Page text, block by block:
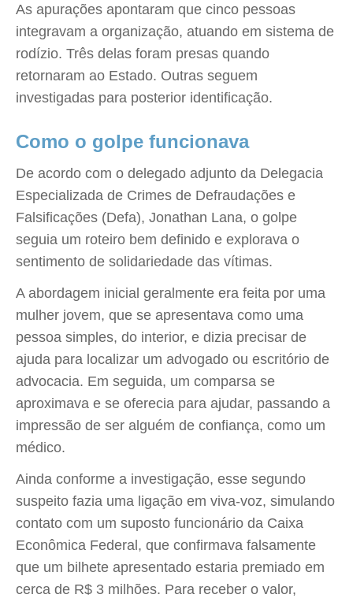
As apurações apontaram que cinco pessoas
integravam a organização, atuando em sistema de
rodízio. Três delas foram presas quando
retornaram ao Estado. Outras seguem
investigadas para posterior identificação.
Como o golpe funcionava
De acordo com o delegado adjunto da Delegacia
Especializada de Crimes de Defraudações e
Falsificações (Defa), Jonathan Lana, o golpe
seguia um roteiro bem definido e explorava o
sentimento de solidariedade das vítimas.
A abordagem inicial geralmente era feita por uma
mulher jovem, que se apresentava como uma
pessoa simples, do interior, e dizia precisar de
ajuda para localizar um advogado ou escritório de
advocacia. Em seguida, um comparsa se
aproximava e se oferecia para ajudar, passando a
impressão de ser alguém de confiança, como um
médico.
Ainda conforme a investigação, esse segundo
suspeito fazia uma ligação em viva-voz, simulando
contato com um suposto funcionário da Caixa
Econômica Federal, que confirmava falsamente
que um bilhete apresentado estaria premiado em
cerca de R$ 3 milhões. Para receber o valor,